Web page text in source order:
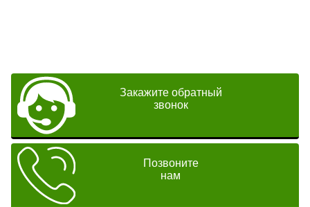
Закажите обратный
звонок
Позвоните
нам